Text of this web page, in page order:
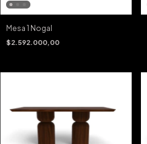
Mesa 1 Nogal
$2.592.000,00